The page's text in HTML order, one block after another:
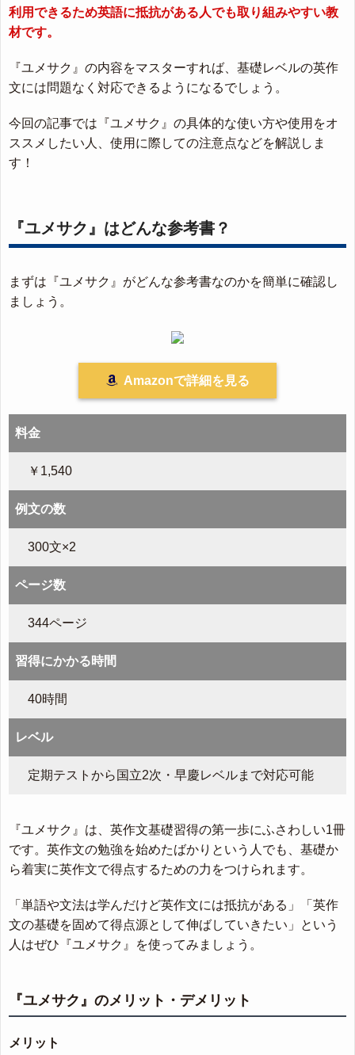
利用できるため英語に抵抗がある人でも取り組みやすい教
材です。
『ユメサク』の内容をマスターすれば、基礎レベルの英作
文には問題なく対応できるようになるでしょう。
今回の記事では『ユメサク』の具体的な使い方や使用をオ
ススメしたい人、使用に際しての注意点などを解説しま
す！
『ユメサク』はどんな参考書？
まずは『ユメサク』がどんな参考書なのかを簡単に確認し
ましょう。
Amazonで詳細を見る
料金
￥1,540
例文の数
300文×2
ページ数
344ページ
習得にかかる時間
40時間
レベル
定期テストから国立2次・早慶レベルまで対応可能
『ユメサク』は、英作文基礎習得の第一歩にふさわしい1冊
です。英作文の勉強を始めたばかりという人でも、基礎か
ら着実に英作文で得点するための力をつけられます。
「単語や文法は学んだけど英作文には抵抗がある」「英作
文の基礎を固めて得点源として伸ばしていきたい」という
人はぜひ『ユメサク』を使ってみましょう。
『ユメサク』のメリット・デメリット
メリット